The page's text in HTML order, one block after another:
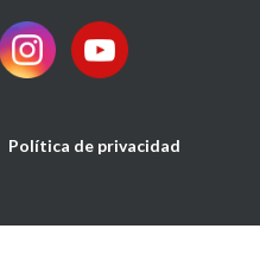
Política de privacidad